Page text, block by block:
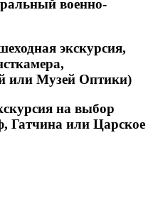
военно-
экскурсия,
или Музей Оптики)
на выбор
Гатчина или Царское